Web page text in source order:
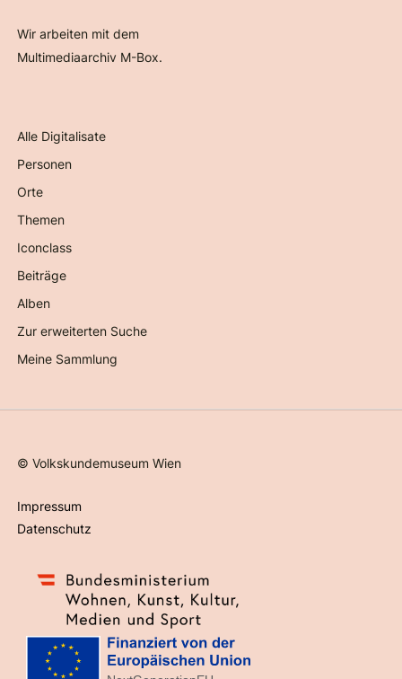
Wir arbeiten mit dem
Multimediaarchiv M-Box.
Alle Digitalisate
Personen
Orte
Themen
Iconclass
Beiträge
Alben
Zur erweiterten Suche
Meine Sammlung
©Volkskundemuseum Wien
Impressum
Datenschutz